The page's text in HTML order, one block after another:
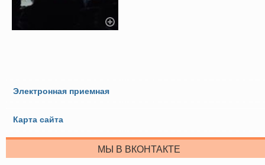
Электронная приемная
Карта сайта
МЫ В ВКОНТАКТЕ